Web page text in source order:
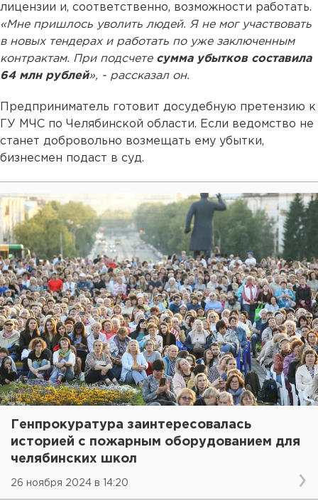
лицензии и, соответственно, возможности работать.
«Мне пришлось уволить людей. Я не мог участвовать
в новых тендерах и работать по уже заключенным
контрактам. При подсчете сумма убытков составила
64 млн рублей», - рассказал он.
Предприниматель готовит досудебную претензию к
ГУ МЧС по Челябинской области. Если ведомство не
станет добровольно возмещать ему убытки,
бизнесмен подаст в суд.
Генпрокуратура заинтересовалась
историей с пожарным оборудованием для
челябинских школ
26 ноября 2024 в 14:20